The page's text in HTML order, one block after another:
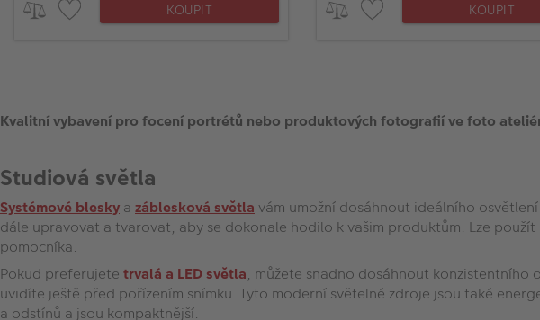
KOUPIT KOUPIT
Kvalitní vybavení pro focení portrétů nebo produktových fotografií ve foto
Studiová světla
Systémové blesky a záblesková světla vám umožní dosáhnout ideálního
dále upravovat a tvarovat, aby se dokonale hodilo k vašim produktům. Lze použít
pomocníka.
Pokud preferujete trvalá a LED světla, můžete snadno dosáhnout konzistentního
uvidíte ještě před pořízením snímku. Tyto moderní světelné zdroje jsou také
a odstínů a jsou kompaktnější.